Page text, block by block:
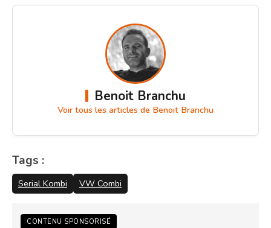
Benoit Branchu
Voir tous les articles de Benoit Branchu
Tags :
Serial Kombi VW Combi
CONTENU SPONSORISÉ